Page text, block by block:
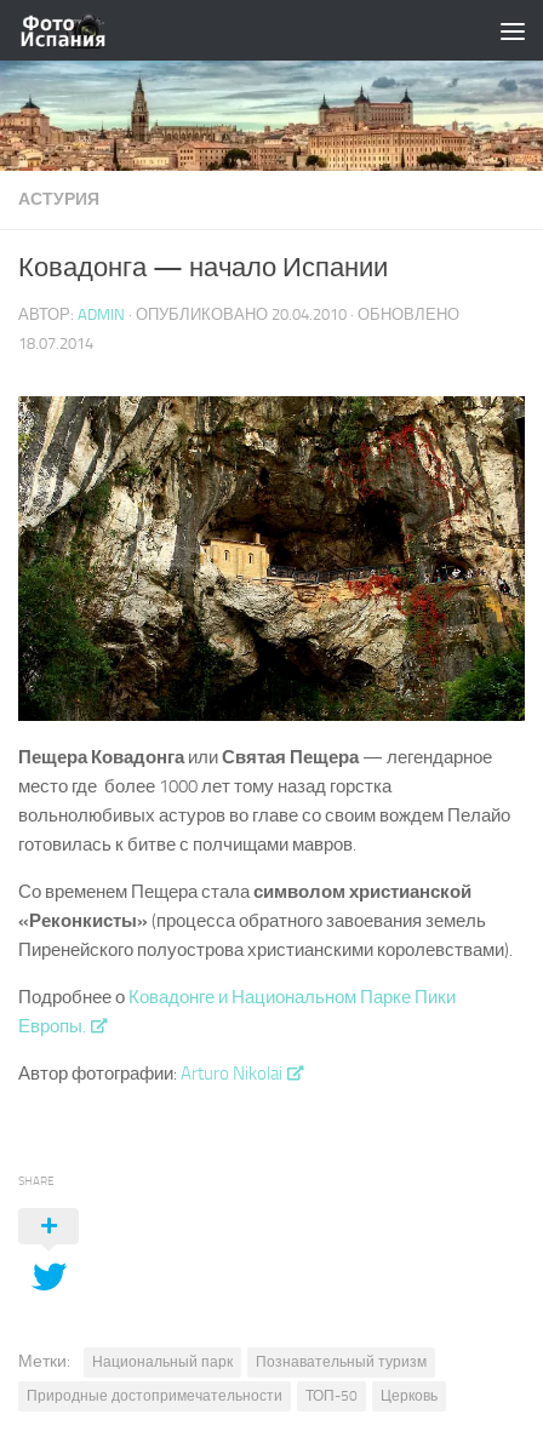
Skip to content
АСТУРИЯ
Ковадонга — начало Испании
АВТОР: ADMIN · ОПУБЛИКОВАНО 20.04.2010 · ОБНОВЛЕНО
18.07.2014
Пещера КовадонгаилиСвятая Пещера— легендарное
место где более 1000 лет тому назад горстка
вольнолюбивых астуров во главе со своим вождем Пелайо
готовилась к битве с полчищами мавров.
Со временем Пещера сталасимволом христианской
«Реконкисты» (процесса обратного завоевания земель
Пиренейского полуострова христианскими королевствами).
Подробнее о Ковадонге и Национальном Парке Пики
Европы.
Автор фотографии: Arturo Nikolai
SHARE
Метки: Национальный парк
Познавательный туризм
Природные достопримечательности
ТОП-50 Церковь